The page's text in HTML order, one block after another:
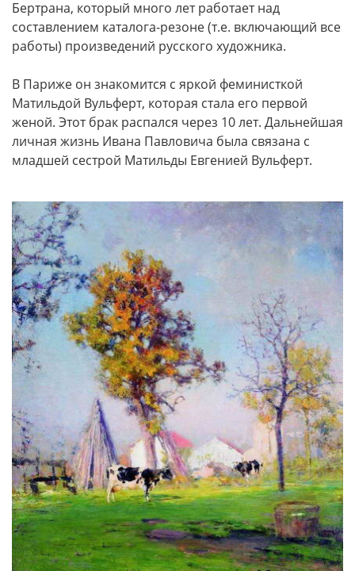
Бертрана, который много лет работает над
составлением каталога-резоне (т.е. включающий все
работы) произведений русского художника.
В Париже он знакомится с яркой феминисткой
Матильдой Вульферт, которая стала его первой
женой. Этот брак распался через 10 лет. Дальнейшая
личная жизнь Ивана Павловича была связана с
младшей сестрой Матильды Евгенией Вульферт.